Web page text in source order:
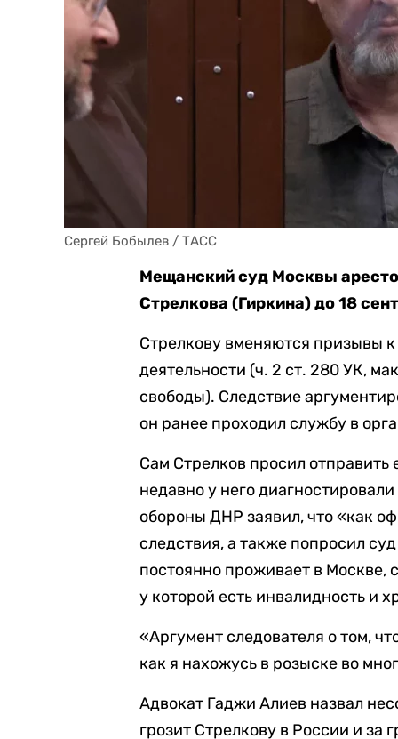
Сергей Бобылев / ТАСС
Мещанский суд Москвы
Стрелкова (Гиркина) до 18
Стрелкову вменяются призывы
деятельности (ч. 2 ст. 280 УК,
свободы). Следствие
он ранее проходил службу в
Сам Стрелков просил отправить
недавно у него
обороны ДНР заявил, что «как
следствия, а также попросил
постоянно проживает в Москве,
у которой есть инвалидность и
«Аргумент следователя о том,
как я нахожусь в розыске во
Адвокат Гаджи Алиев назвал
грозит Стрелкову в России и за